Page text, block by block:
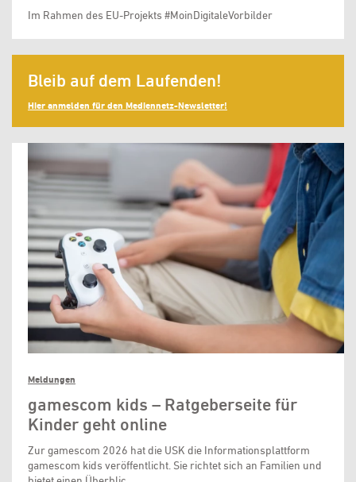
Im Rahmen des EU-Projekts #MoinDigitaleVorbilder
Bleib auf dem Laufenden!
Hier anmelden für den Mediennetz-Newsletter!
Meldungen
gamescom kids – Ratgeberseite für
Kinder geht online
Zur gamescom 2026 hat die USK die Informationsplattform
gamescom kids veröffentlicht. Sie richtet sich an Familien und